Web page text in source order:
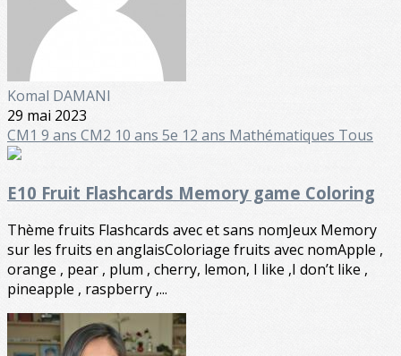
Komal DAMANI
29 mai 2023
CM1 9 ans CM2 10 ans 5e 12 ans Mathématiques Tous
E10 Fruit Flashcards Memory game Coloring
Thème fruits Flashcards avec et sans nomJeux Memory
sur les fruits en anglaisColoriage fruits avec nomApple ,
orange , pear , plum , cherry, lemon, I like ,I don’t like ,
pineapple , raspberry ,...